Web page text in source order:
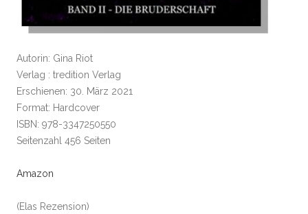
Autorin: Gina Riot
Verlag : tredition Verlag
Erschienen: 30. März 2021
Format: Hardcover
ISBN: 978-3347250550
Seitenzahl 456 Seiten
Amazon
(Elas Rezension)